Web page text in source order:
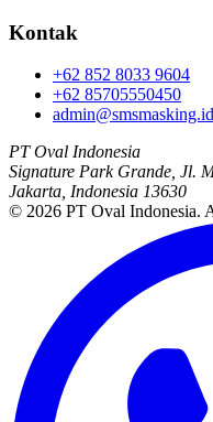
Kontak
+62 852 8033 9604
+62 85705550450
admin@smsmasking.id
PT Oval Indonesia
Signature Park Grande, Jl.
Jakarta, Indonesia 13630
© 2026 PT Oval Indonesia.